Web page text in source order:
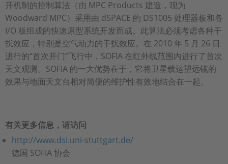
开机制的控制算法（由 MPC Products 建造，现为
Woodward MPC）采用由 dSPACE 的 DS1005 处理器板和各
I/O 板组成的快速原型系统开发而成。此算法必须考虑各种干
扰效应，特别是空气动力的干扰效应。在 2010 年 5 月 26 日
进行的“首次开门”飞行中，SOFIA 在红外线范围内进行了首次
天文观测。SOFIA 的一大优势在于，它将卫星载运望远镜的
效果与地面天文台相对简便的维护性有效地结合在一起。
有关更多信息，请访问
http://www.dsi.uni-stuttgart.de/
德国 SOFIA 协会